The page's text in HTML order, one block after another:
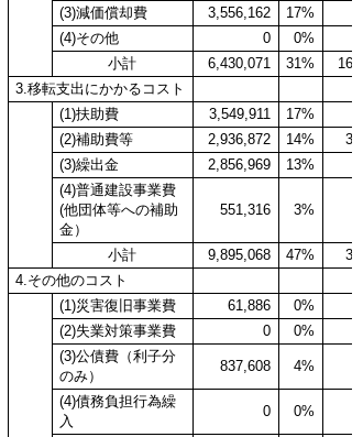
(3)減価償却費
3,556,162 17%
(4)その他
0
0%
小計
6,430,071 31%
3.移転支出にかかるコスト
(1)扶助費
3,549,911
17%
(2)補助費等
2,936,872 14%
(3)繰出金
2,856,969
13%
(4)普通建設事業費
(他団体等への補助
金）
551,316 3%
小計 9,895,068 47%
4.その他のコスト
(1)災害復旧事業費
61,886
0%
(2)失業対策事業費
0
0%
(3)公債費（利子分
のみ）
837,608 4%
(4)債務負担行為繰
入
0 0%